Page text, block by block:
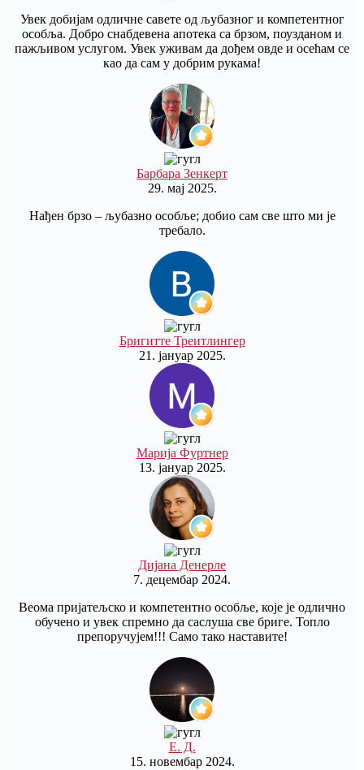
Увек добијам одличне савете од љубазног и компетентног
особља. Добро снабдевена апотека са брзом, поузданом и
пажљивом услугом. Увек уживам да дођем овде и осећам се
као да сам у добрим рукама!
Барбара Зенкерт
29. мај 2025.
Нађен брзо – љубазно особље; добио сам све што ми је
требало.
Бригитте Треитлингер
21. јануар 2025.
Марија Фуртнер
13. јануар 2025.
Дијана Денерле
7. децембар 2024.
Веома пријатељско и компетентно особље, које је одлично
обучено и увек спремно да саслуша све бриге. Топло
препоручујем!!! Само тако наставите!
Е. Д.
15. новембар 2024.